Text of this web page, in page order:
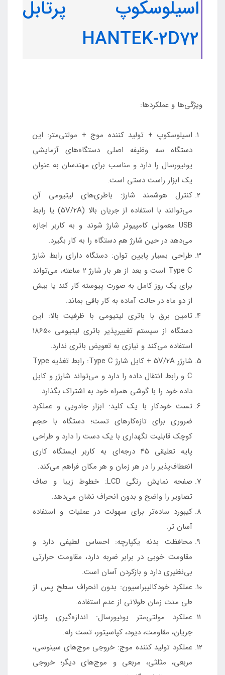
اسیلوسکوپ پرتابل
HANTEK-2D72
ویژگی‌ها و عملکردها:
اسیلوسکوپ + تولید کننده موج + مولتی‌متر: این
دستگاه سه وظیفه اصلی دستگاه‌های آزمایشی
یونیورسال را دارد و مناسب برای مهندسان به عنوان
یک ابزار راست دستی است.
کنترل هوشمند شارژ: باطری‌های لیتیومی آن
می‌توانند با استفاده از جریان بالا (5V/2A) یا رابط
USB معمولی کامپیوتر شارژ شوند و به کاربر اجازه
می‌دهد در حین شارژ هم دستگاه را به کار بگیرد.
طراحی بسیار پایین توان: دستگاه دارای رابط شارژ
Type C است و بعد از هر بار شارژ 2 ساعته، می‌تواند
برای یک روز کامل به صورت پیوسته کار کند یا بیش
از دو ماه در حالت آماده به کار باقی بماند.
تامین برق با باتری لیتیومی با ظرفیت بالا: این
دستگاه از سیستم تغییرپذیر باتری لیتیومی 18650
استفاده می‌کند و نیازی به تعویض باتری ندارد.
شارژر 5V/2A + کابل شارژ Type C: رابط تغذیه Type
C و رابط انتقال داده را دارد و می‌تواند شارژر و کابل
داده خود را با گوشی همراه خود به اشتراک بگذارد.
تست خودکار با یک کلید: ابزار جادویی و عملکرد
ضروری برای تازه‌کارهای تست؛ دستگاه با حجم
کوچک قابلیت نگهداری با یک دست را دارد و طراحی
پایه تعلیقی 45 درجه‌ای به کاربر ایستگاه کاری
انعطاف‌پذیر را در هر زمان و هر مکان فراهم می‌کند.
صفحه نمایش رنگی LCD: خطوط زیبا و صاف
تصاویر را واضح و بدون انحراف نشان می‌دهد.
کیبورد ساده‌تر برای سهولت در عملیات و استفاده
آسان تر.
محافظت بدنه یکپارچه: احساس لطیفی دارد و
مقاومت خوبی در برابر ضربه دارد، مقاومت حرارتی
بی‌نظیری دارد و بازکردن آسان است.
عملکرد خودکالیبراسیون: بدون انحراف سطح پس از
طی مدت زمان طولانی از عدم استفاده.
عملکرد مولتی‌متر یونیورسال: اندازه‌گیری ولتاژ،
جریان، مقاومت، دیود، کپاسیتور، تست رله.
عملکرد تولید کننده موج: خروجی موج‌های سینوسی،
مربعی، مثلثی، مربعی و موج‌های دیگر؛ خروجی